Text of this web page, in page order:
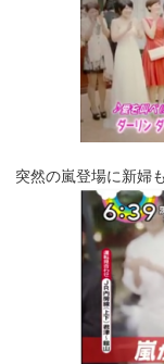
突然の嵐登場に新婦